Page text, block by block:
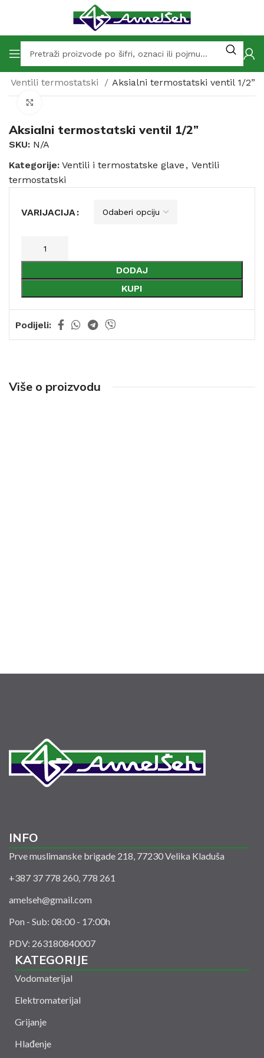
Ventili termostatski Aksialni termostatski ventil 1/2”
Aksialni termostatski ventil 1/2”
SKU: N/A
Kategorije: Ventili i termostatske glave , Ventili
termostatski
VARIJACIJA
DODAJ
KUPI
Podijeli:
Više o proizvodu
INFO
Prve muslimanske brigade 218, 77230 Velika Kladuša
+387 37 778 260, 778 261
amelseh@gmail.com
Pon - Sub: 08:00 - 17:00h
PDV: 263180840007
KATEGORIJE
Vodomaterijal
Elektromaterijal
Grijanje
Hlađenje